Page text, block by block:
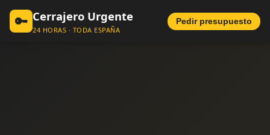
🔑 Cerrajero Urgente
24 HORAS · TODA ESPAÑA
Pedir presupuesto